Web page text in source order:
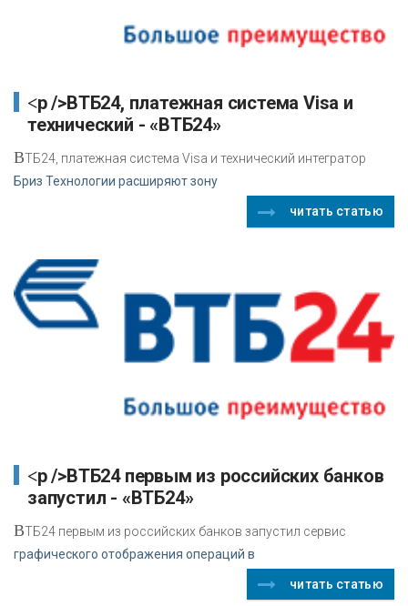
<p />ВТБ24, платежная система Visa и
технический - «ВТБ24»
ВТБ24, платежная система Visa и технический интегратор
Бриз Технологии расширяют зону
читать статью
<p />ВТБ24 первым из российских банков
запустил - «ВТБ24»
ВТБ24 первым из российских банков запустил сервис
графического отображения операций в
читать статью